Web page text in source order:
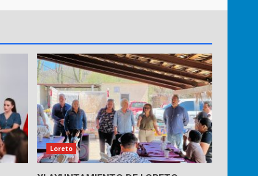
Loreto